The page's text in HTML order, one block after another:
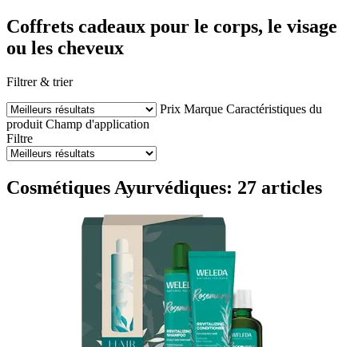
Coffrets cadeaux pour le corps, le visage
ou les cheveux
Filtrer & trier
Prix Marque Caractéristiques du
produit Champ d'application
Filtre
Cosmétiques Ayurvédiques: 27 articles